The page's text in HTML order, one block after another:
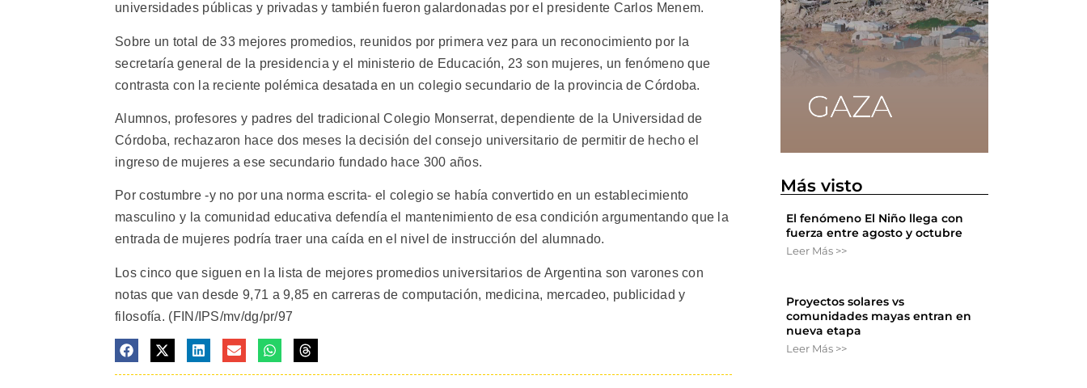
universidades públicas y privadas y también fueron galardonadas por el presidente Carlos Menem.
Sobre un total de 33 mejores promedios, reunidos por primera vez para un reconocimiento por la
secretaría general de la presidencia y el ministerio de Educación, 23 son mujeres, un fenómeno que
contrasta con la reciente polémica desatada en un colegio secundario de la provincia de Córdoba.
Alumnos, profesores y padres del tradicional Colegio Monserrat, dependiente de la Universidad de
Córdoba, rechazaron hace dos meses la decisión del consejo universitario de permitir de hecho el
ingreso de mujeres a ese secundario fundado hace 300 años.
Por costumbre -y no por una norma escrita- el colegio se había convertido en un establecimiento
masculino y la comunidad educativa defendía el mantenimiento de esa condición argumentando que la
entrada de mujeres podría traer una caída en el nivel de instrucción del alumnado.
Los cinco que siguen en la lista de mejores promedios universitarios de Argentina son varones con
notas que van desde 9,71 a 9,85 en carreras de computación, medicina, mercadeo, publicidad y
filosofía. (FIN/IPS/mv/dg/pr/97
Más visto
El fenómeno El Niño llega con
fuerza entre agosto y octubre
Leer Más >>
Proyectos solares vs
comunidades mayas entran en
nueva etapa
Leer Más >>